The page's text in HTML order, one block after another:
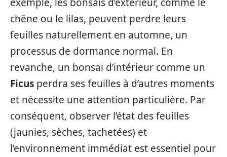
chêne ou le lilas, peuvent perdre leurs
feuilles naturellement en automne, un
processus de dormance normal. En
revanche, un bonsaï d’intérieur comme un
Ficus perdra ses feuilles à d’autres moments
et nécessite une attention particulière. Par
conséquent, observer l’état des feuilles
(jaunies, sèches, tachetées) et
l’environnement immédiat est essentiel pour